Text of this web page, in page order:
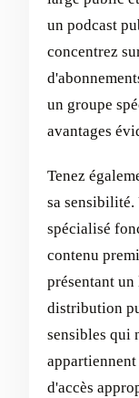
un podcast
concentrez
un groupe
avantages
Tenez
sa
spécialisé
contenu
présentant un
distribution
sensibles qui
d'accès